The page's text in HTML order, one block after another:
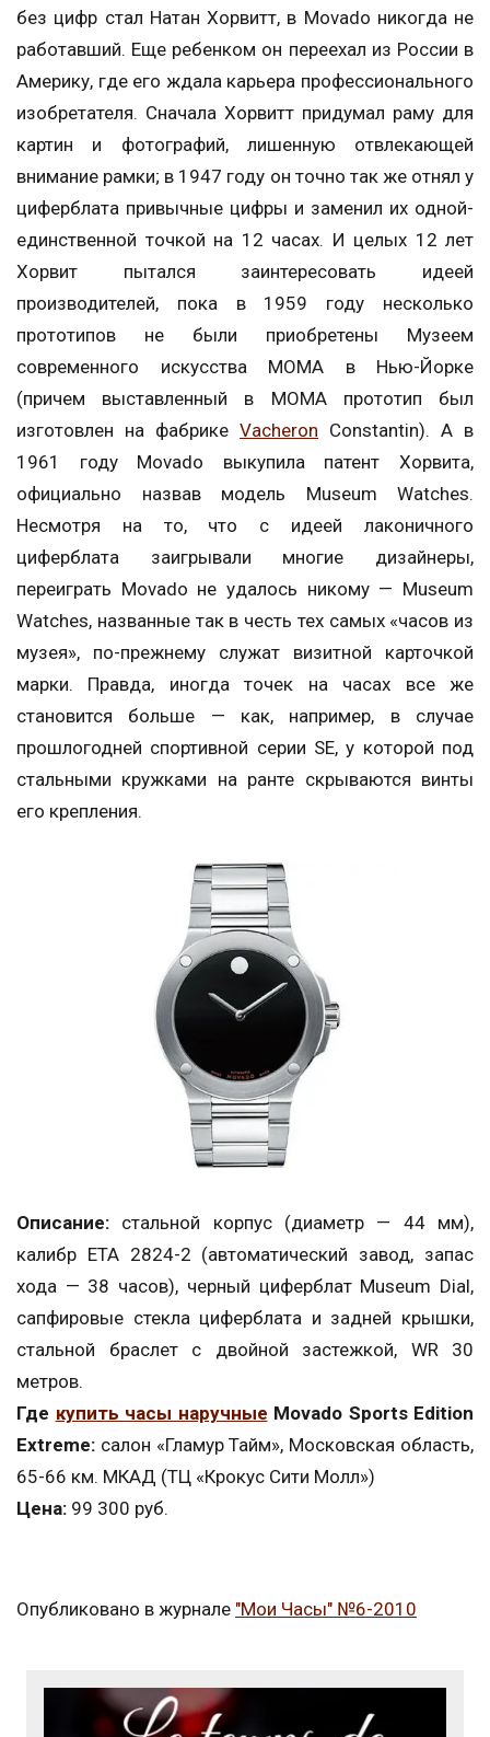
без цифр стал Натан Хорвитт, в Movado никогда не
работавший. Еще ребенком он переехал из России в
Америку, где его ждала карьера профессионального
изобретателя. Cначала Хорвитт придумал раму для
картин и фотографий, лишенную отвлекающей
внимание рамки; в 1947 году он точно так же отнял у
циферблата привычные цифры и заменил их одной-
единственной точкой на 12 часах. И целых 12 лет
Хорвит пытался заинтересовать идеей
производителей, пока в 1959 году несколько
прототипов не были приобретены Музеем
современного искусства МОМА в Нью-Йорке
(причем выставленный в MOMA прототип был
изготовлен на фабрике Vacheron Constantin). А в
1961 году Movado выкупила патент Хорвита,
официально назвав модель Museum Watches.
Несмотря на то, что с идеей лаконичного
циферблата заигрывали многие дизайнеры,
переиграть Movado не удалось никому — Museum
Watches, названные так в честь тех самых «часов из
музея», по-прежнему служат визитной карточкой
марки. Правда, иногда точек на часах все же
становится больше — как, например, в случае
прошлогодней спортивной серии SE, у которой под
стальными кружками на ранте скрываются винты
его крепления.
Описание: стальной корпус (диаметр — 44 мм),
калибр ETA 2824-2 (автоматический завод, запас
хода — 38 часов), черный циферблат Museum Dial,
сапфировые стекла циферблата и задней крышки,
стальной браслет с двойной застежкой, WR 30
метров.
Где купить часы наручные Movado Sports Edition
Extreme: салон «Гламур Тайм», Московская область,
65-66 км. МКАД (ТЦ «Крокус Сити Молл»)
Цена: 99 300 руб.
Опубликовано в журнале "Мои Часы" №6-2010